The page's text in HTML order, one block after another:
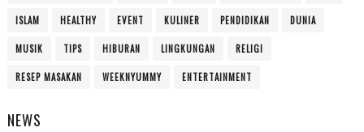
ISLAM HEALTHY EVENT KULINER PENDIDIKAN DUNIA
MUSIK TIPS HIBURAN LINGKUNGAN RELIGI
RESEP MASAKAN WEEKNYUMMY ENTERTAINMENT
NEWS